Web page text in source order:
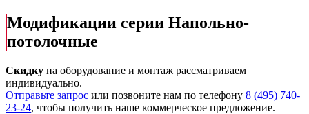
Модификации серии Напольно-
потолочные
Скидку на оборудование и монтаж рассматриваем
индивидуально.
Отправьте запрос или позвоните нам по телефону 8 (495) 740-
23-24, чтобы получить наше коммерческое предложение.